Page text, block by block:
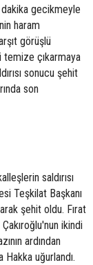
gecikmeyle
haram
görüşlü
temize çıkarmaya
sonucu şehit
son
saldırısı
Teşkilat Başkanı
şehit oldu. Fırat
ikindi
ardından
Hakka uğurlandı.